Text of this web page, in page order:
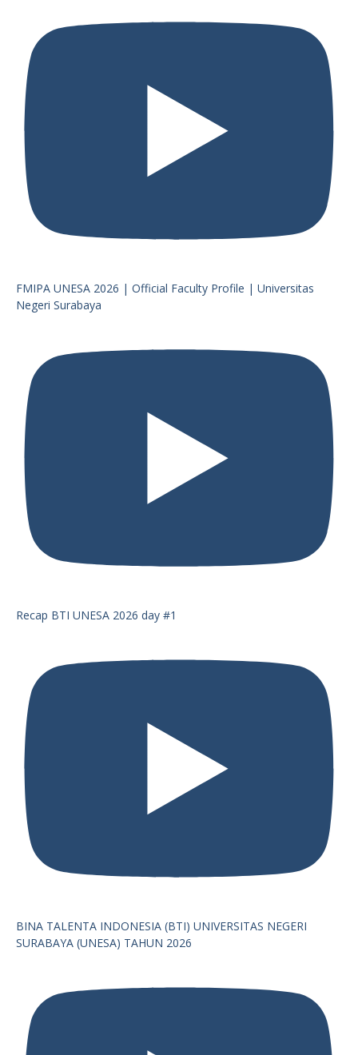
FMIPA UNESA 2026 | Official Faculty Profile | Universitas
Negeri Surabaya
Recap BTI UNESA 2026 day #1
BINA TALENTA INDONESIA (BTI) UNIVERSITAS NEGERI
SURABAYA (UNESA) TAHUN 2026